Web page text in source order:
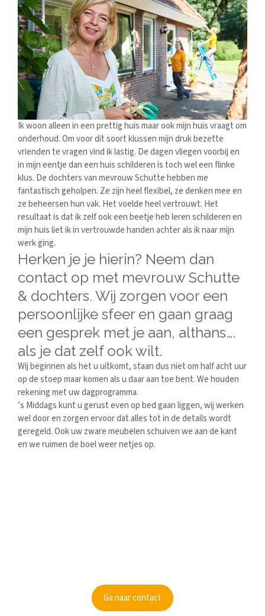
Ik woon alleen in een prettig huis maar ook mijn huis vraagt om
onderhoud. Om voor dit soort klussen mijn druk bezette
vrienden te vragen vind ik lastig. De dagen vliegen voorbij en
in mijn eentje dan een huis schilderen is toch wel een flinke
klus. De dochters van mevrouw Schutte hebben me
fantastisch geholpen. Ze zijn heel flexibel, ze denken mee en
ze beheersen hun vak. Het voelde heel vertrouwt. Het
resultaat is dat ik zelf ook een beetje heb leren schilderen en
mijn huis liet ik in vertrouwde handen achter als ik naar mijn
werk ging.
Herken je je hierin? Neem dan
contact op met mevrouw Schutte
& dochters. Wij zorgen voor een
persoonlijke sfeer en gaan graag
een gesprek met je aan, althans….
als je dat zelf ook wilt.
Wij beginnen als het u uitkomt, staan dus niet om half acht uur
op de stoep maar komen als u daar aan toe bent. We houden
rekening met uw dagprogramma.
’s Middags kunt u gerust even op bed gaan liggen, wij werken
wel door en zorgen ervoor dat alles tot in de details wordt
geregeld. Ook uw zware meubelen schuiven we aan de kant
en we ruimen de boel weer netjes op.
Ga naar contact